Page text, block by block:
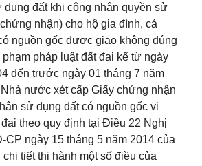
dụng đất khi công nhận quyền sử
nhận) cho hộ gia đình, cá
nguồn gốc được giao không đúng
pháp luật đất đai kể từ ngày
đến trước ngày 01 tháng 7 năm
nước xét cấp Giấy chứng nhận
sử dụng đất có nguồn gốc vi
theo quy định tại Điều 22 Nghị
CP ngày 15 tháng 5 năm 2014 của
tiết thi hành một số điều của